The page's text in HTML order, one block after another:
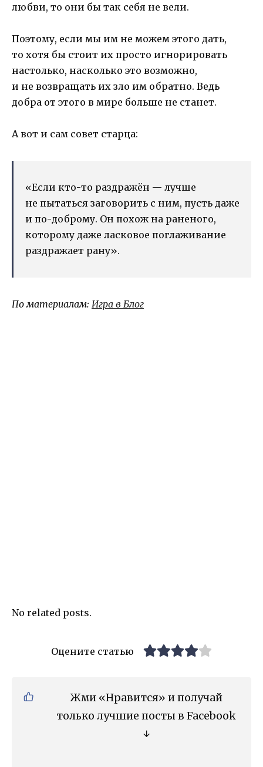
любви, то они бы так себя не вели.
Поэтому, если мы им не можем этого дать,
то хотя бы стоит их просто игнорировать
настолько, насколько это возможно,
и не возвращать их зло им обратно. Ведь
добра от этого в мире больше не станет.
А вот и сам совет старца:
«Если кто-то раздражён — лучше
не пытаться заговорить с ним, пусть даже
и по-доброму. Он похож на раненого,
которому даже ласковое поглаживание
раздражает рану».
По материалам: Игра в Блог
No related posts.
Оцените статью
Жми «Нравится» и получай
только лучшие посты в Facebook
↓